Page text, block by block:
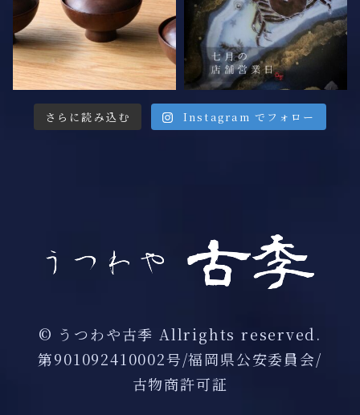
さらに読み込む Instagram でフォロー
©︎ うつわや古季 Allrights reserved.
第901092410002号/福岡県公安委員会/
古物商許可証